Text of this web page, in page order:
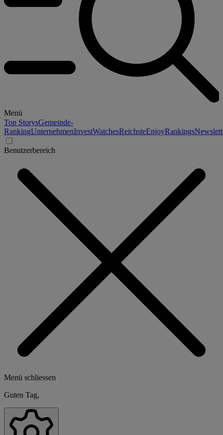
Menü
Top StorysGemeinde-
RankingUnternehmenInvestWatchesReichsteEnjoyRankings
Benutzerbereich
Menü schliessen
Guten Tag,